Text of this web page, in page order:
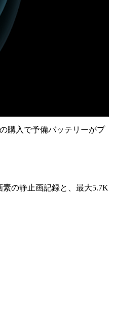
購入で予備バッテリーがプ
素の静止画記録と、最大5.7K